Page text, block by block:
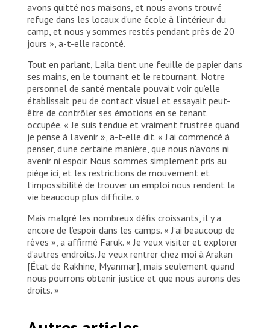
avons quitté nos maisons, et nous avons trouvé
refuge dans les locaux d’une école à l’intérieur du
camp, et nous y sommes restés pendant près de 20
jours », a-t-elle raconté.
Tout en parlant, Laila tient une feuille de papier dans
ses mains, en le tournant et le retournant. Notre
personnel de santé mentale pouvait voir qu’elle
établissait peu de contact visuel et essayait peut-
être de contrôler ses émotions en se tenant
occupée. « Je suis tendue et vraiment frustrée quand
je pense à l’avenir », a-t-elle dit. « J’ai commencé à
penser, d’une certaine manière, que nous n’avons ni
avenir ni espoir. Nous sommes simplement pris au
piège ici, et les restrictions de mouvement et
l’impossibilité de trouver un emploi nous rendent la
vie beaucoup plus difficile. »
Mais malgré les nombreux défis croissants, il y a
encore de l’espoir dans les camps. « J’ai beaucoup de
rêves », a affirmé Faruk. « Je veux visiter et explorer
d’autres endroits. Je veux rentrer chez moi à Arakan
[État de Rakhine, Myanmar], mais seulement quand
nous pourrons obtenir justice et que nous aurons des
droits. »